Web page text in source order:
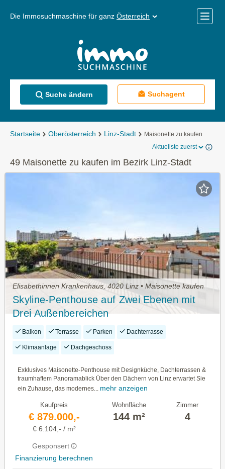
Die Immosuchmaschine für ganz Österreich
Menü
Suche ändern Suchagent
Startseite Oberösterreich Linz-Stadt
Maisonette zu kaufen
Aktuellste zuerst
49 Maisonette zu kaufen im Bezirk Linz-Stadt
Elisabethinnen Krankenhaus, 4020 Linz • Maisonette kaufen
Skyline-Penthouse auf Zwei Ebenen mit
Drei Außenbereichen
Balkon Terrasse Parken Dachterrasse
Klimaanlage Dachgeschoss
Exklusives Maisonette-Penthouse mit Designküche, Dachterrassen &
traumhaftem Panoramablick Über den Dächern von Linz erwartet Sie
ein Zuhause, das modernes...
mehr anzeigen
Kaufpreis
€ 879.000,-
€ 6.104,- / m²
Gesponsert
Finanzierung berechnen
Wohnfläche
144 m²
Zimmer
4